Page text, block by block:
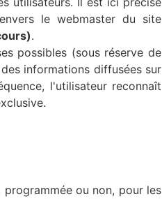
le webmaster du site
.
possibles (sous réserve de
informations diffusées sur
l'utilisateur reconnaît
ou non, pour les